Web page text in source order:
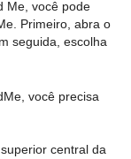
Me, você pode
Primeiro, abra o
seguida, escolha
central da